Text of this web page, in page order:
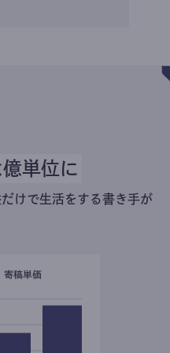
単位に
けで生活をする書き手が